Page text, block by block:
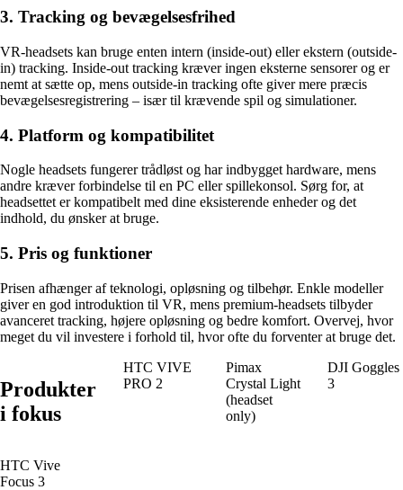
3. Tracking og bevægelsesfrihed
VR-headsets kan bruge enten intern (inside-out) eller ekstern (outside-
in) tracking. Inside-out tracking kræver ingen eksterne sensorer og er
nemt at sætte op, mens outside-in tracking ofte giver mere præcis
bevægelsesregistrering – især til krævende spil og simulationer.
4. Platform og kompatibilitet
Nogle headsets fungerer trådløst og har indbygget hardware, mens
andre kræver forbindelse til en PC eller spillekonsol. Sørg for, at
headsettet er kompatibelt med dine eksisterende enheder og det
indhold, du ønsker at bruge.
5. Pris og funktioner
Prisen afhænger af teknologi, opløsning og tilbehør. Enkle modeller
giver en god introduktion til VR, mens premium-headsets tilbyder
avanceret tracking, højere opløsning og bedre komfort. Overvej, hvor
meget du vil investere i forhold til, hvor ofte du forventer at bruge det.
Produkter
i fokus
HTC VIVE
PRO 2
Pimax
Crystal Light
(headset
only)
DJI Goggles
3
HTC Vive
Focus 3